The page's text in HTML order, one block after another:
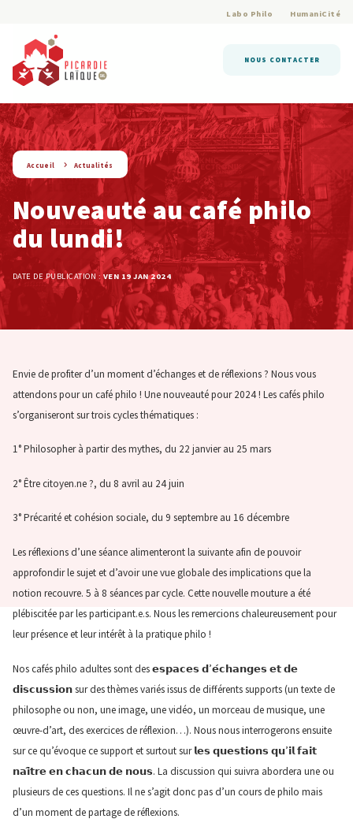
Labo Philo HumaniCité
NOUS CONTACTER
string(9) « actualite »
Accueil Actualités
Nouveauté au café philo
du lundi!
DATE DE PUBLICATION :VEN 19 JAN 2024
Envie de profiter d’un moment d’échanges et de réflexions ? Nous vous
attendons pour un café philo ! Une nouveauté pour 2024 ! Les cafés philo
s’organiseront sur trois cycles thématiques :
1° Philosopher à partir des mythes, du 22 janvier au 25 mars
2° Être citoyen.ne ?, du 8 avril au 24 juin
3° Précarité et cohésion sociale, du 9 septembre au 16 décembre
Les réflexions d’une séance alimenteront la suivante afin de pouvoir
approfondir le sujet et d’avoir une vue globale des implications que la
notion recouvre. 5 à 8 séances par cycle. Cette nouvelle mouture a été
plébiscitée par les participant.e.s. Nous les remercions chaleureusement pour
leur présence et leur intérêt à la pratique philo !
Nos cafés philo adultes sont des 𝗲𝘀𝗽𝗮𝗰𝗲𝘀 𝗱’𝗲́𝗰𝗵𝗮𝗻𝗴𝗲𝘀 𝗲𝘁 𝗱𝗲
𝗱𝗶𝘀𝗰𝘂𝘀𝘀𝗶𝗼𝗻sur des thèmes variés issus de différents supports (un texte de
philosophe ou non, une image, une vidéo, un morceau de musique, une
œuvre-d’art, des exercices de réflexion…). Nous nous interrogerons ensuite
sur ce qu’évoque ce support et surtout sur 𝗹𝗲𝘀 𝗾𝘂𝗲𝘀𝘁𝗶𝗼𝗻𝘀 𝗾𝘂’𝗶𝗹 𝗳𝗮𝗶𝘁
𝗻𝗮𝗶̂𝘁𝗿𝗲 𝗲𝗻 𝗰𝗵𝗮𝗰𝘂𝗻 𝗱𝗲 𝗻𝗼𝘂𝘀. La discussion qui suivra abordera une ou
plusieurs de ces questions. Il ne s’agit donc pas d’un cours de philo mais
d’un moment de partage de réflexions.